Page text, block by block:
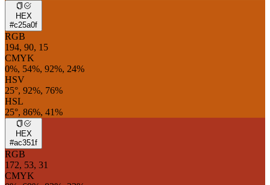
HEX
#c25a0f
RGB
194, 90, 15
CMYK
0%, 54%, 92%, 24%
HSV
25°, 92%, 76%
HSL
25°, 86%, 41%
HEX
#ac351f
RGB
172, 53, 31
CMYK